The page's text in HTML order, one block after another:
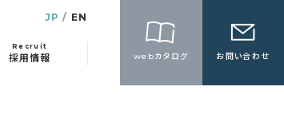
JP EN
Recruit
採用情報 webカタログ お問い合わせ